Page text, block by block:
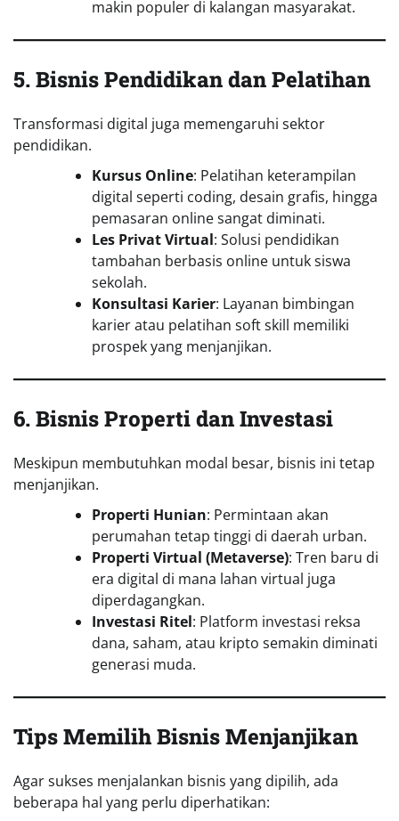
makin populer di kalangan masyarakat.
5. Bisnis Pendidikan dan Pelatihan
Transformasi digital juga memengaruhi sektor
pendidikan.
Kursus Online: Pelatihan keterampilan
digital seperti coding, desain grafis, hingga
pemasaran online sangat diminati.
Les Privat Virtual: Solusi pendidikan
tambahan berbasis online untuk siswa
sekolah.
Konsultasi Karier: Layanan bimbingan
karier atau pelatihan soft skill memiliki
prospek yang menjanjikan.
6. Bisnis Properti dan Investasi
Meskipun membutuhkan modal besar, bisnis ini tetap
menjanjikan.
Properti Hunian: Permintaan akan
perumahan tetap tinggi di daerah urban.
Properti Virtual (Metaverse): Tren baru di
era digital di mana lahan virtual juga
diperdagangkan.
Investasi Ritel: Platform investasi reksa
dana, saham, atau kripto semakin diminati
generasi muda.
Tips Memilih Bisnis Menjanjikan
Agar sukses menjalankan bisnis yang dipilih, ada
beberapa hal yang perlu diperhatikan: